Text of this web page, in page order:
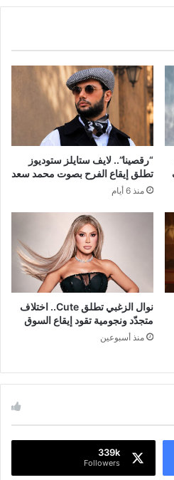
“رقصينا”.. لايف ستايلز ستوديوز
تطلق إيقاع الفرح بصوت محمد سعد
منذ 6 أيام
نوال الزغبي تطلق Cute.. اختلاف
متجدّد ونجومية تقود إيقاع السوق
منذ أسبوعين
339k
Followers